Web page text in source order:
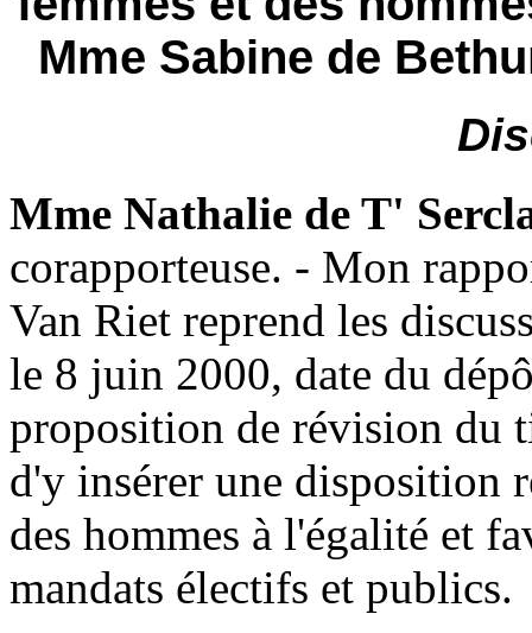
Mme Sabine de
Mme Nathalie de T'
corapporteuse. - Mon
Van Riet reprend les
le 8 juin 2000, date du
proposition de révision du
d'y insérer une disposition
des hommes à l'égalité et
mandats électifs et publics.